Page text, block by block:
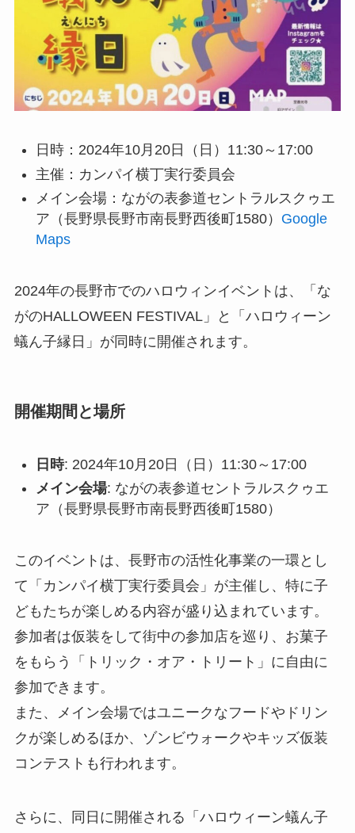
日時：2024年10月20日（日）11:30～17:00
主催：カンパイ横丁実行委員会
メイン会場：ながの表参道セントラルスクゥエ
ア（長野県長野市南長野西後町1580） Google
Maps
2024年の長野市でのハロウィンイベントは、「な
がのHALLOWEEN FESTIVAL」と「ハロウィーン
蟻ん子縁日」が同時に開催されます。
開催期間と場所
日時: 2024年10月20日（日）11:30～17:00
メイン会場: ながの表参道セントラルスクゥエ
ア（長野県長野市南長野西後町1580）
このイベントは、長野市の活性化事業の一環とし
て「カンパイ横丁実行委員会」が主催し、特に子
どもたちが楽しめる内容が盛り込まれています。
参加者は仮装をして街中の参加店を巡り、お菓子
をもらう「トリック・オア・トリート」に自由に
参加できます。
また、メイン会場ではユニークなフードやドリン
クが楽しめるほか、ゾンビウォークやキッズ仮装
コンテストも行われます。
さらに、同日に開催される「ハロウィーン蟻ん子